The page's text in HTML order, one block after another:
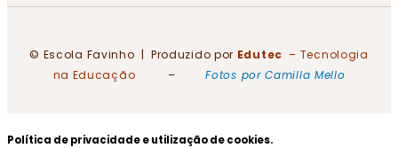
© Escola Favinho | Produzido por Edutec – Tecnologia
na Educação
–Fotos por Camilla Mello
Política de privacidade e utilização de cookies.